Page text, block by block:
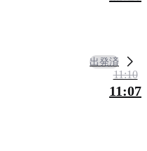
出発済
11:10
11:07